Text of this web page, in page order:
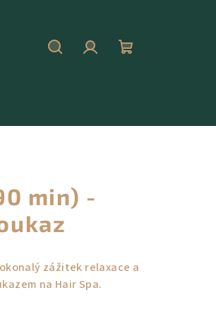
min) -
zážitek relaxace a
na Hair Spa.